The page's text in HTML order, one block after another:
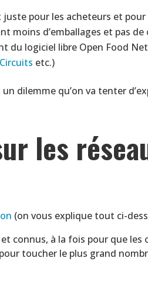
pour les acheteurs et
moins d’emballages et pas de
du logiciel libre Open Food
etc.)
dilemme qu’on va tenter
les
(on vous explique tout ci-
connus, à la fois pour que
toucher le plus grand